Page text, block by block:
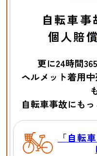
飼い犬が他人
みつきケガを
自転車
個人賠償
更に24時間
ヘルメット着用
自転車事故にも
「自転